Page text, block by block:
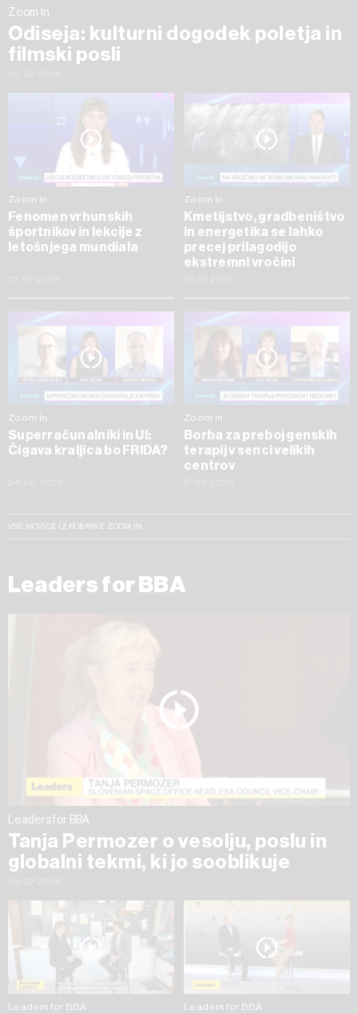
Zoom In
Odiseja: kulturni dogodek poletja in
filmski posli
Zoom In
Fenomen vrhunskih
športnikov in lekcije z
letošnjega mundiala
Zoom In
Kmetijstvo, gradbeništvo
in energetika se lahko
precej prilagodijo
ekstremni vročini
Zoom In
Superračunalniki in UI:
Čigava kraljica bo FRIDA?
Zoom In
Borba za preboj genskih
terapij v senci velikih
centrov
VSE NOVICE IZ RUBRIKE ZOOM IN
Leaders for BBA
Leaders for BBA
Tanja Permozer o vesolju, poslu in
globalni tekmi, ki jo sooblikuje
Leaders for BBA Leaders for BBA